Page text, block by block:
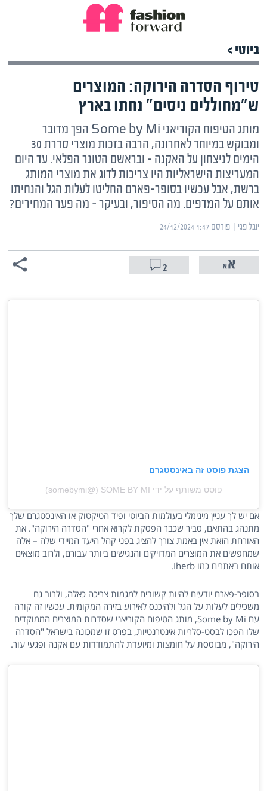
ביוטי >
טירוף הסדרה הירוקה: המוצרים
ש"מחוללים ניסים" נחתו בארץ
מותג הטיפוח הקוריאני Some by Mi הפך מדובר
ומבוקש במיוחד לאחרונה, הרבה בזכות מוצרי סדרת 30
הימים לניצחון על האקנה – ובראשם הטונר הפלאי. עד היום
המעריצות הישראליות היו צריכות לדוג את מוצרי המותג
ברשת, אבל עכשיו בסופר-פארם החליטו לעלות הגל והנחיתו
אותם על המדפים. מה הסיפור, ובעיקר – מה פער המחירים?
יובל פגי | ‏פורסם ‎24/12/2024 1:47
2
הצגת פוסט זה באינסטגרם
פוסט משותף על ידי ‏‎SOME BY MI‎‏ (@‏‎somebymi‎‏)
אם יש לך עניין מינימלי בעולמות הביוטי ופיד הטיקטוק או האינסטגרם שלך
מתנהג בהתאם, סביר שכבר הפסקת לקרוא אחרי "הסדרה הירוקה". את
האורחת הזאת אין באמת צורך להציג בפני קהל היעד המיידי שלה – אלה
שמחפשים את המוצרים המדויקים והנגישים ביותר עבורם, ולרוב מוצאים
אותם באתרים כמו Iherb.
בסופר-פארם יודעים להיות קשובים למגמות צריכה כאלה, ולרוב גם
משכילים לעלות על הגל ולהיכנס לאירוע בזירה המקומית. עכשיו זה קורה
עם Some by Mi, מותג הטיפוח הקוריאני שסדרות המוצרים הממוקדים
שלו הפכו לבסט-סלריות אינטרנטיות, בפרט זו שמכונה בישראל "הסדרה
הירוקה", מבוססת על חומצות ומיועדת להתמודדות עם אקנה ופגעי עור.